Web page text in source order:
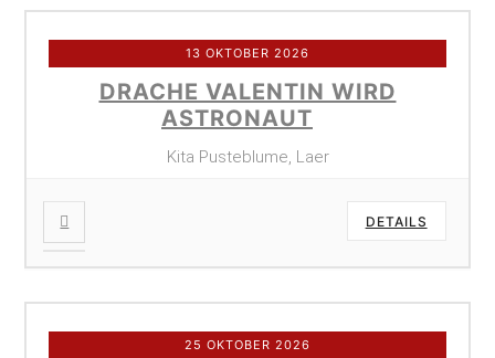
13 OKTOBER 2026
DRACHE VALENTIN WIRD
ASTRONAUT
Kita Pusteblume, Laer
DETAILS
25 OKTOBER 2026